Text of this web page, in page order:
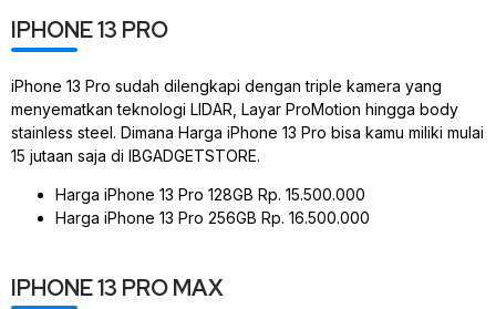
IPHONE 13 PRO
iPhone 13 Pro sudah dilengkapi dengan triple kamera yang
menyematkan teknologi LIDAR, Layar ProMotion hingga body
stainless steel. Dimana Harga iPhone 13 Pro bisa kamu miliki mulai
15 jutaan saja di IBGADGETSTORE.
Harga iPhone 13 Pro 128GB Rp. 15.500.000
Harga iPhone 13 Pro 256GB Rp. 16.500.000
IPHONE 13 PRO MAX